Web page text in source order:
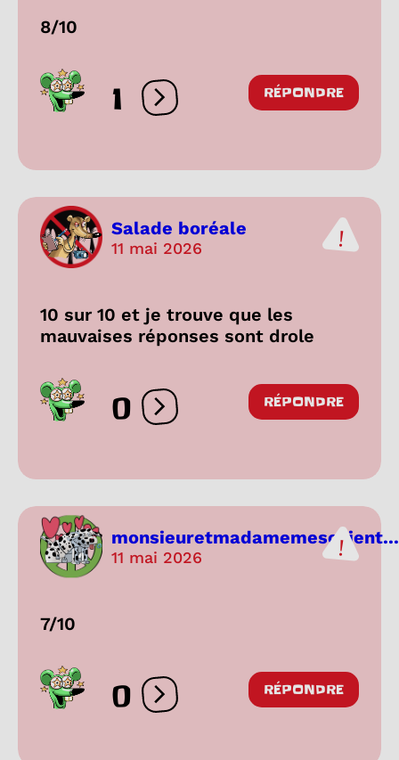
8/10
1 Ouvrir les réactions
RÉPONDRE
Salade boréale
11 mai 2026
10 sur 10 et je trouve que les
mauvaises réponses sont drole
0 Ouvrir les réactions
RÉPONDRE
monsieuretmadamemeschient...
11 mai 2026
7/10
0 Ouvrir les réactions
RÉPONDRE